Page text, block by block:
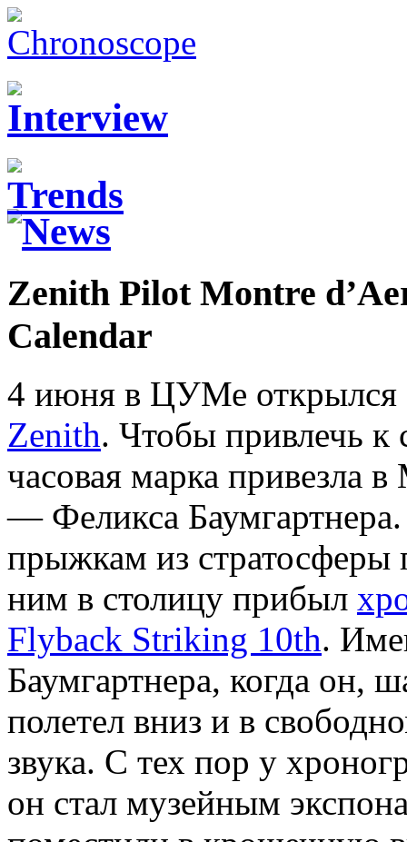
Zenith Pilot Montre
Calendar
4 июня в ЦУМе открылся
Zenith. Чтобы привлечь
часовая марка привезла
— Феликса
прыжкам из стратосферы
ним в столицу прибыл
Flyback Striking 10th.
Баумгартнера, когда он,
полетел вниз и в
звука. С тех пор у
он стал музейным